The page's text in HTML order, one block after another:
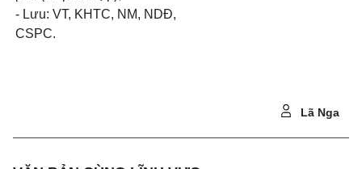
- Lưu: VT, KHTC, NM, NDĐ,
CSPC.
Lã Nga